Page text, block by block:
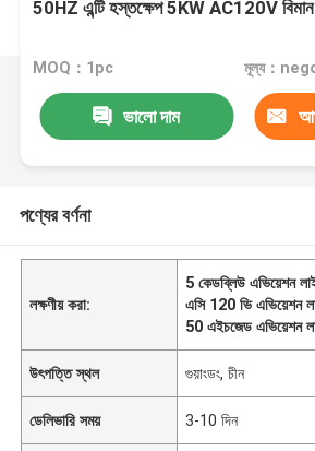
50HZ এন্টি হস্তক্ষেপ 5KW AC120V বিমান
MOQ：1pc মূল্য：
ভালো দাম
পণ্যের বর্ণনা
লক্ষণীয় করা:
5 কেডব্লিউ এভিয়েশন
এসি 120 ভি এভিয়েশন
50 এইচজেড এভিয়েশন
উৎপত্তি স্থল গুয়াংডং, চীন
ডেলিভারি সময় 3-10 দিন